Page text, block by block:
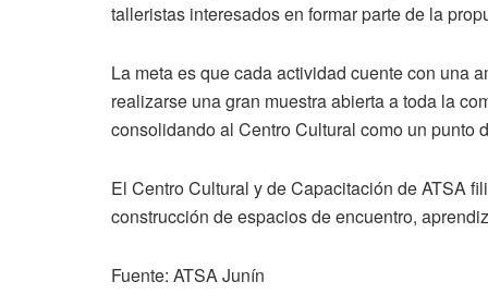
talleristas interesados en formar parte de la
La meta es que cada actividad cuente con una
realizarse una gran muestra abierta a toda la
consolidando al Centro Cultural como un punto
El Centro Cultural y de Capacitación de ATSA
construcción de espacios de encuentro,
Fuente: ATSA Junín